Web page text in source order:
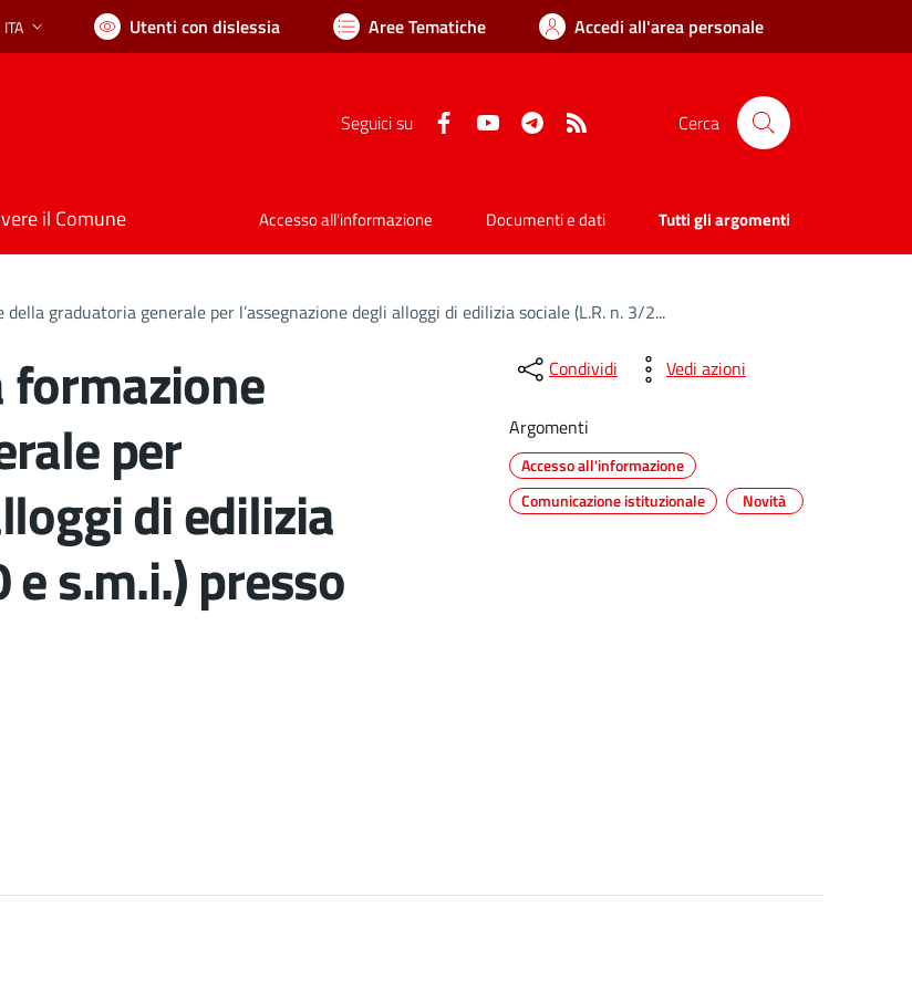
Lingua attiva:
ITA Utenti con dislessia Aree Tematiche Accedi all'area personale
Seguici su FacebookYouTube Telegram Cerca
il Comune Accesso all'informazione Documenti e dati Tutti gli argomenti
graduatoria generale per l’assegnazione degli alloggi di edilizia sociale (L.R. n. 3/2...
formazione
per
di edilizia
s.m.i.) presso
Condividi Vedi azioni
Argomenti
Accesso all'informazione
Comunicazione istituzionale
Novità